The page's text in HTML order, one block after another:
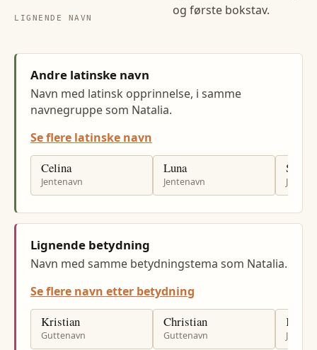
LIGNENDE NAVN
og første bokstav.
Andre latinske navn
Navn med latinsk opprinnelse, i samme
navnegruppe som Natalia.
Se flere latinske navn
Celina
Jentenavn
Luna
Jentenavn
Stella
Lignende betydning
Navn med samme betydningstema som Natalia.
Se flere navn etter betydning
Kristian
Guttenavn
Christian
Guttenavn